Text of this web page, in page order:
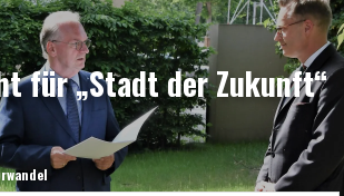
für „Stadt der Zukunft“